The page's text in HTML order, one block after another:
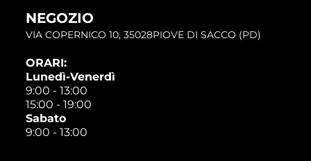
NEGOZIO
VIA COPERNICO 10, 35028PIOVE DI SACCO (PD)
ORARI:
Lunedì-Venerdì
9:00 - 13:00
15:00 - 19:00
Sabato
9:00 - 13:00